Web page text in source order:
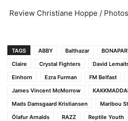
Review Christiane Hoppe /
TAGS ABBY Balthazar
Claire
Crystal Fighters David
Einhorn
Ezra Furman FM Belfast
James Vincent McMorrow
Mads Damsgaard Kristiansen
Maribou
Ólafur Arnalds
RAZZ Reptile Youth